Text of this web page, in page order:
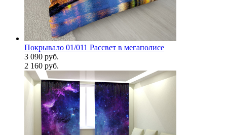
Покрывало 01/011 Рассвет в мегаполисе
3 090 руб.
2 160 руб.